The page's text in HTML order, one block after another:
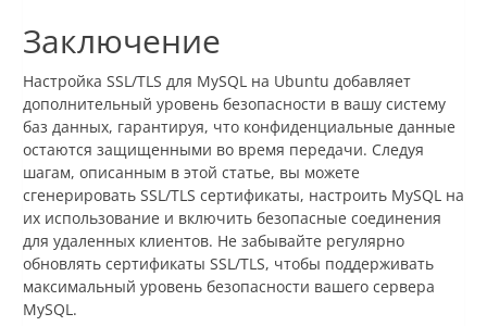
Заключение
Настройка SSL/TLS для MySQL на Ubuntu добавляет
дополнительный уровень безопасности в вашу систему
баз данных, гарантируя, что конфиденциальные данные
остаются защищенными во время передачи. Следуя
шагам, описанным в этой статье, вы можете
сгенерировать SSL/TLS сертификаты, настроить MySQL на
их использование и включить безопасные соединения
для удаленных клиентов. Не забывайте регулярно
обновлять сертификаты SSL/TLS, чтобы поддерживать
максимальный уровень безопасности вашего сервера
MySQL.